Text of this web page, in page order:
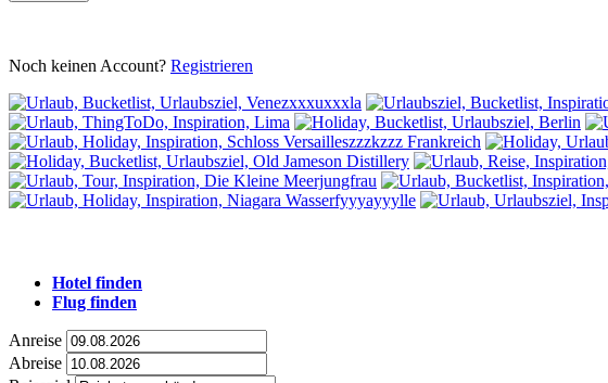
Noch keinen Account? Registrieren
Hotel finden
Flug finden
Anreise
Abreise